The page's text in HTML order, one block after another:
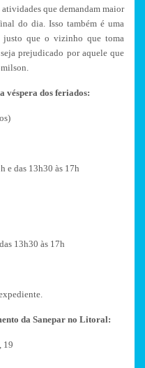
que demandam maior
do dia. Isso também é uma
justo que o vizinho que toma
prejudicado por aquele que
véspera dos feriados:
e das 13h30 às 17h
13h30 às 17h
da Sanepar no Litoral:
19